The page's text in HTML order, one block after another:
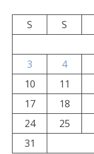
S
S
3
4
10
11
17
18
24
25
31